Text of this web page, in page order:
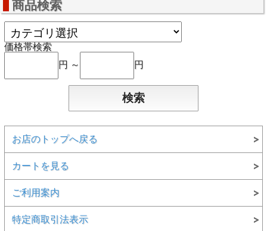
商品検索
価格帯検索
円 ～
円
お店のトップへ戻る
カートを見る
ご利用案内
特定商取引法表示